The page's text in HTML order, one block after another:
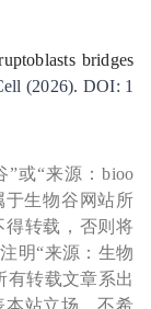
bridges
(2026). DOI: 1
或“来源：bioo
于生物谷网站所
转载，否则将
明“来源：生物
有转载文章系出
本站立场。不希